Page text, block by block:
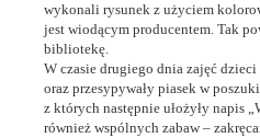
wykonali rysunek z użyciem
jest wiodącym producentem. Tak
bibliotekę.
W czasie drugiego dnia zajęć
oraz przesypywały piasek w
z których następnie ułożyły napis
również wspólnych zabaw –